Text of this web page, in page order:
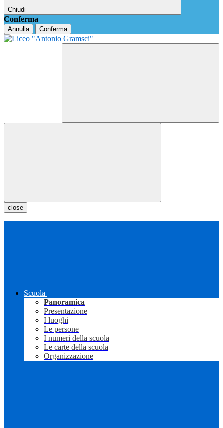
Chiudi
Conferma
Annulla Conferma
close
Scuola
Panoramica
Presentazione
I luoghi
Le persone
I numeri della scuola
Le carte della scuola
Organizzazione